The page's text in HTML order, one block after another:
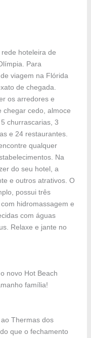
hoteleira de
Para
viagem na Flórida
de chegada.
os arredores e
chegar cedo, almoce
churrascarias, 3
e 24 restaurantes.
qualquer
Na
do seu hotel, a
e outros atrativos. O
possui três
hidromassagem e
com águas
Relaxe e jante no
novo Hot Beach
família!
Thermas dos
que o fechamento